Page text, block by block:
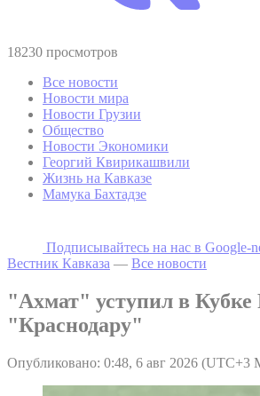
18230 просмотров
Все новости
Новости мира
Новости Грузии
Общество
Новости Экономики
Георгий Квирикашвили
Жизнь на Кавказе
Мамука Бахтадзе
Подписывайтесь на наc в Google-
Вестник Кавказа — Все новости
"Ахмат" уступил в Кубке
"Краснодару"
Опубликовано: 0:48, 6 авг 2026 (UTC+3